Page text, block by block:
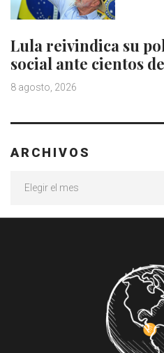
Lula reivindica su
social ante cientos
8 agosto, 2026
ARCHIVOS